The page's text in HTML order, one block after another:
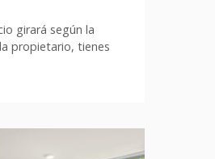
girará según la
propietario, tienes